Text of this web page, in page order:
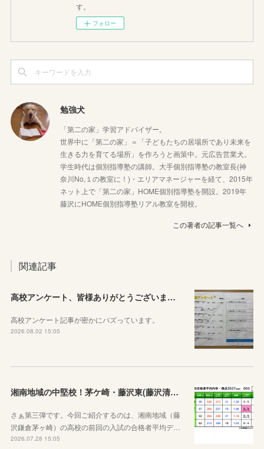
す。
フォロー
勉強犬
「第二の家」学習アドバイザー。
世界中に「第二の家」＝「子どもたちの居場所であり未来を
生きる力を育てる場所」を作ろうと画策中。元広告営業犬。
学生時代は個別指導塾の講師。大手個別指導塾の教室長(神
奈川No,１の教室に！)・エリアマネージャーを経て、2015年
ネット上で「第二の家」HOME個別指導塾を開設。2019年
藤沢にHOME個別指導塾リアル教室を開校。
この著者の記事一覧へ
関連記事
高校アンケート、皆様ありがとうございました！
高校アンケート記事が密かにバズっています。
2026.08.02 15:05
湘南地域の中堅校！茅ケ崎・藤沢東(藤沢清流)、藤沢総合、茅ヶ崎西浜高校
さぁ第三弾です。今回ご紹介するのは、湘南地域（藤
沢鎌倉茅ヶ崎）の高校の前回の入試の合格者平均デ…
2026.07.28 15:05